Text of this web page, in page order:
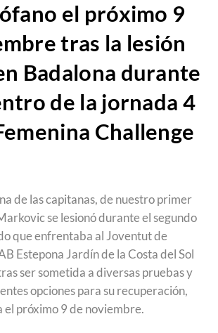
el próximo 9
tras la lesión
Badalona durante
de la jornada 4
Challenge
de las capitanas, de nuestro primer
se lesionó durante el segundo
que enfrentaba al Joventut de
Estepona Jardín de la Costa del Sol
ser sometida a diversas pruebas y
opciones para su recuperación,
próximo 9 de noviembre.